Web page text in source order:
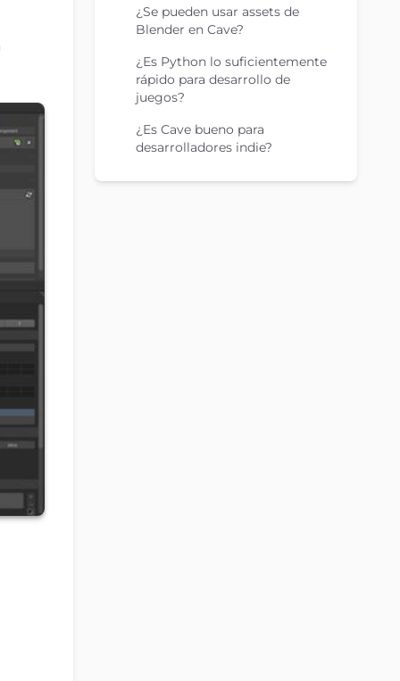
¿Se pueden usar assets de
Blender en Cave?
¿Es Python lo suficientemente
rápido para desarrollo de
juegos?
¿Es Cave bueno para
desarrolladores indie?